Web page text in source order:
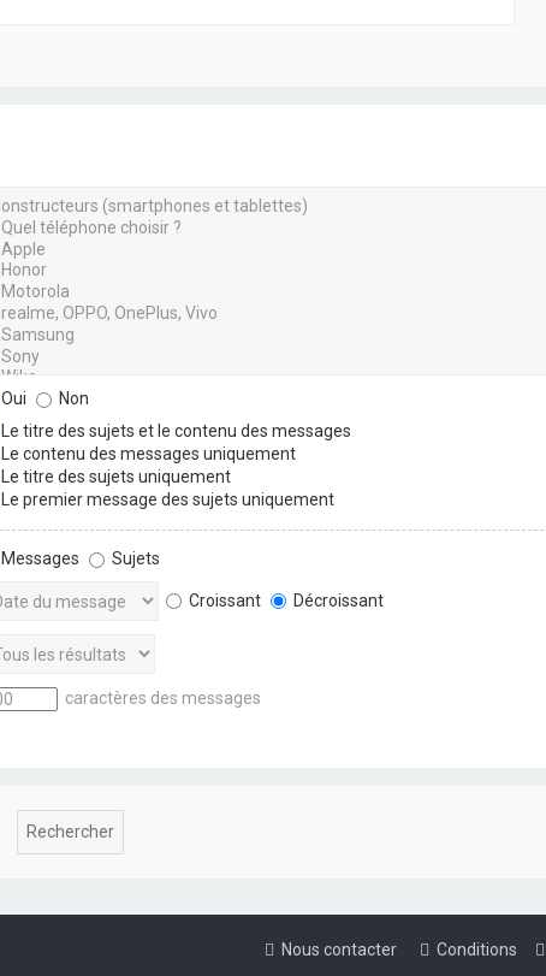
Oui
Non
Le titre des sujets et le contenu des messages
Le contenu des messages uniquement
Le titre des sujets uniquement
Le premier message des sujets uniquement
Messages
Sujets
Croissant Décroissant
caractères des messages
Conditions
Nous contacter